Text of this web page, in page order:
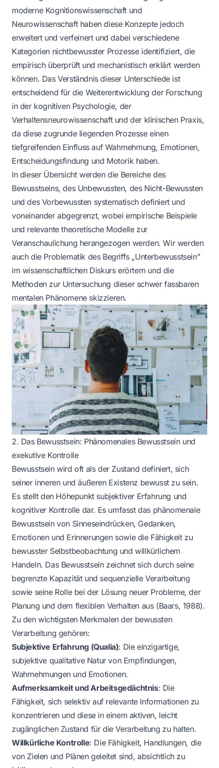
moderne Kognitionswissenschaft und
Neurowissenschaft haben diese Konzepte jedoch
erweitert und verfeinert und dabei verschiedene
Kategorien nichtbewusster Prozesse identifiziert, die
empirisch überprüft und mechanistisch erklärt werden
können. Das Verständnis dieser Unterschiede ist
entscheidend für die Weiterentwicklung der Forschung
in der kognitiven Psychologie, der
Verhaltensneurowissenschaft und der klinischen Praxis,
da diese zugrunde liegenden Prozesse einen
tiefgreifenden Einfluss auf Wahrnehmung, Emotionen,
Entscheidungsfindung und Motorik haben.
In dieser Übersicht werden die Bereiche des
Bewusstseins, des Unbewussten, des Nicht-Bewussten
und des Vorbewussten systematisch definiert und
voneinander abgegrenzt, wobei empirische Beispiele
und relevante theoretische Modelle zur
Veranschaulichung herangezogen werden. Wir werden
auch die Problematik des Begriffs „Unterbewusstsein”
im wissenschaftlichen Diskurs erörtern und die
Methoden zur Untersuchung dieser schwer fassbaren
mentalen Phänomene skizzieren.
2. Das Bewusstsein: Phänomenales Bewusstsein und
exekutive Kontrolle
Bewusstsein wird oft als der Zustand definiert, sich
seiner inneren und äußeren Existenz bewusst zu sein.
Es stellt den Höhepunkt subjektiver Erfahrung und
kognitiver Kontrolle dar. Es umfasst das phänomenale
Bewusstsein von Sinneseindrücken, Gedanken,
Emotionen und Erinnerungen sowie die Fähigkeit zu
bewusster Selbstbeobachtung und willkürlichem
Handeln. Das Bewusstsein zeichnet sich durch seine
begrenzte Kapazität und sequenzielle Verarbeitung
sowie seine Rolle bei der Lösung neuer Probleme, der
Planung und dem flexiblen Verhalten aus (Baars, 1988).
Zu den wichtigsten Merkmalen der bewussten
Verarbeitung gehören:
Subjektive Erfahrung (Qualia): Die einzigartige,
subjektive qualitative Natur von Empfindungen,
Wahrnehmungen und Emotionen.
Aufmerksamkeit und Arbeitsgedächtnis: Die
Fähigkeit, sich selektiv auf relevante Informationen zu
konzentrieren und diese in einem aktiven, leicht
zugänglichen Zustand für die Verarbeitung zu halten.
Willkürliche Kontrolle: Die Fähigkeit, Handlungen, die
von Zielen und Plänen geleitet sind, absichtlich zu